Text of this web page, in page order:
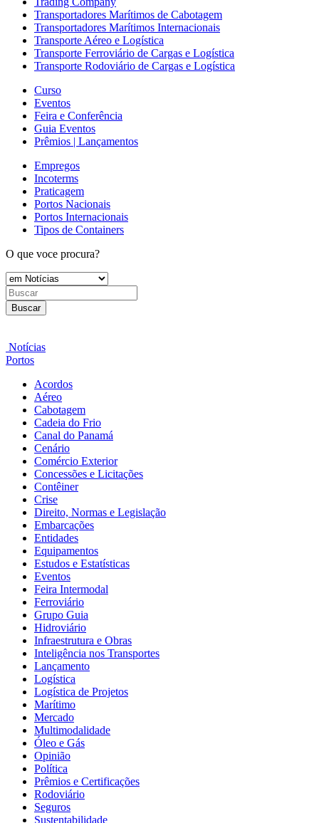
Transportadores Marítimos de Cabotagem
Transportadores Marítimos Internacionais
Transporte Aéreo e Logística
Transporte Ferroviário de Cargas e Logística
Transporte Rodoviário de Cargas e Logística
Curso
Eventos
Feira e Conferência
Guia Eventos
Prêmios | Lançamentos
Empregos
Incoterms
Praticagem
Portos Nacionais
Portos Internacionais
Tipos de Containers
O que voce procura?
Buscar
Notícias
Portos
Acordos
Aéreo
Cabotagem
Cadeia do Frio
Canal do Panamá
Cenário
Comércio Exterior
Concessões e Licitações
Contêiner
Crise
Direito, Normas e Legislação
Embarcações
Entidades
Equipamentos
Estudos e Estatísticas
Eventos
Feira Intermodal
Ferroviário
Grupo Guia
Hidroviário
Infraestrutura e Obras
Inteligência nos Transportes
Lançamento
Logística
Logística de Projetos
Marítimo
Mercado
Multimodalidade
Óleo e Gás
Opinião
Política
Prêmios e Certificações
Rodoviário
Seguros
Sustentabilidade